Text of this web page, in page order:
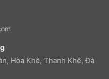
Hòa Khê, Thanh Khê, Đà